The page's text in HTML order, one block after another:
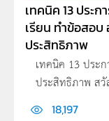
เทคนิค 13 ประก
เรียน ทำข้อสอบ
ประสิทธิภาพ
เทคนิค 13 ประ
ประสิทธิภาพ ส
18,197